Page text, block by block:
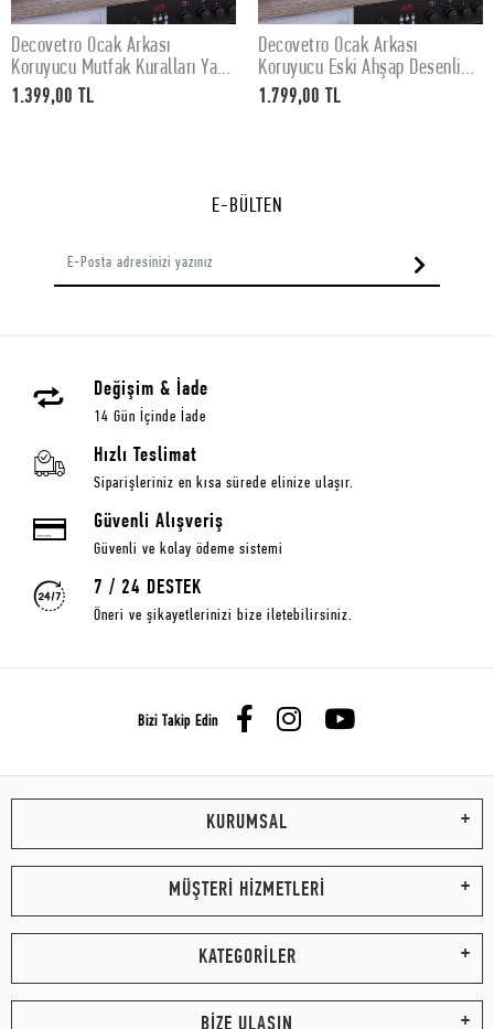
SEPETE EKLE
Decovetro Ocak Arkası
Koruyucu Mutfak Kuralları Yazı
Desenli 60x52Cm
1.399,00 TL
SEPETE EKLE
Decovetro Ocak Arkası
Koruyucu Eski Ahşap Desenli
76x50cm
1.799,00 TL
E-BÜLTEN
Değişim & İade
14 Gün İçinde İade
Hızlı Teslimat
Siparişleriniz en kısa sürede elinize ulaşır.
Güvenli Alışveriş
Güvenli ve kolay ödeme sistemi
7 / 24 DESTEK
Öneri ve şikayetlerinizi bize iletebilirsiniz.
Bizi Takip Edin
KURUMSAL
MÜŞTERİ HİZMETLERİ
KATEGORİLER
BİZE ULAŞIN